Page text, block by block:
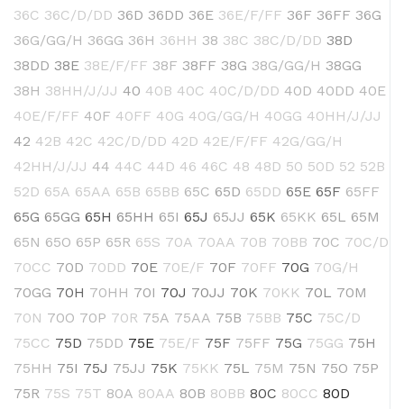
36C 36C/D/DD 36D 36DD 36E 36E/F/FF 36F 36FF 36G
36G/GG/H 36GG 36H 36HH 38 38C 38C/D/DD 38D
38DD 38E 38E/F/FF 38F 38FF 38G 38G/GG/H 38GG
38H 38HH/J/JJ 40 40B 40C 40C/D/DD 40D 40DD 40E
40E/F/FF 40F 40FF 40G 40G/GG/H 40GG 40HH/J/JJ
42 42B 42C 42C/D/DD 42D 42E/F/FF 42G/GG/H
42HH/J/JJ 44 44C 44D 46 46C 48 48D 50 50D 52 52B
52D 65A 65AA 65B 65BB 65C 65D 65DD 65E 65F 65FF
65G 65GG 65H 65HH 65I 65J 65JJ 65K 65KK 65L 65M
65N 65O 65P 65R 65S 70A 70AA 70B 70BB 70C 70C/D
70CC 70D 70DD 70E 70E/F 70F 70FF 70G 70G/H
70GG 70H 70HH 70I 70J 70JJ 70K 70KK 70L 70M
70N 70O 70P 70R 75A 75AA 75B 75BB 75C 75C/D
75CC 75D 75DD 75E 75E/F 75F 75FF 75G 75GG 75H
75HH 75I 75J 75JJ 75K 75KK 75L 75M 75N 75O 75P
75R 75S 75T 80A 80AA 80B 80BB 80C 80CC 80D